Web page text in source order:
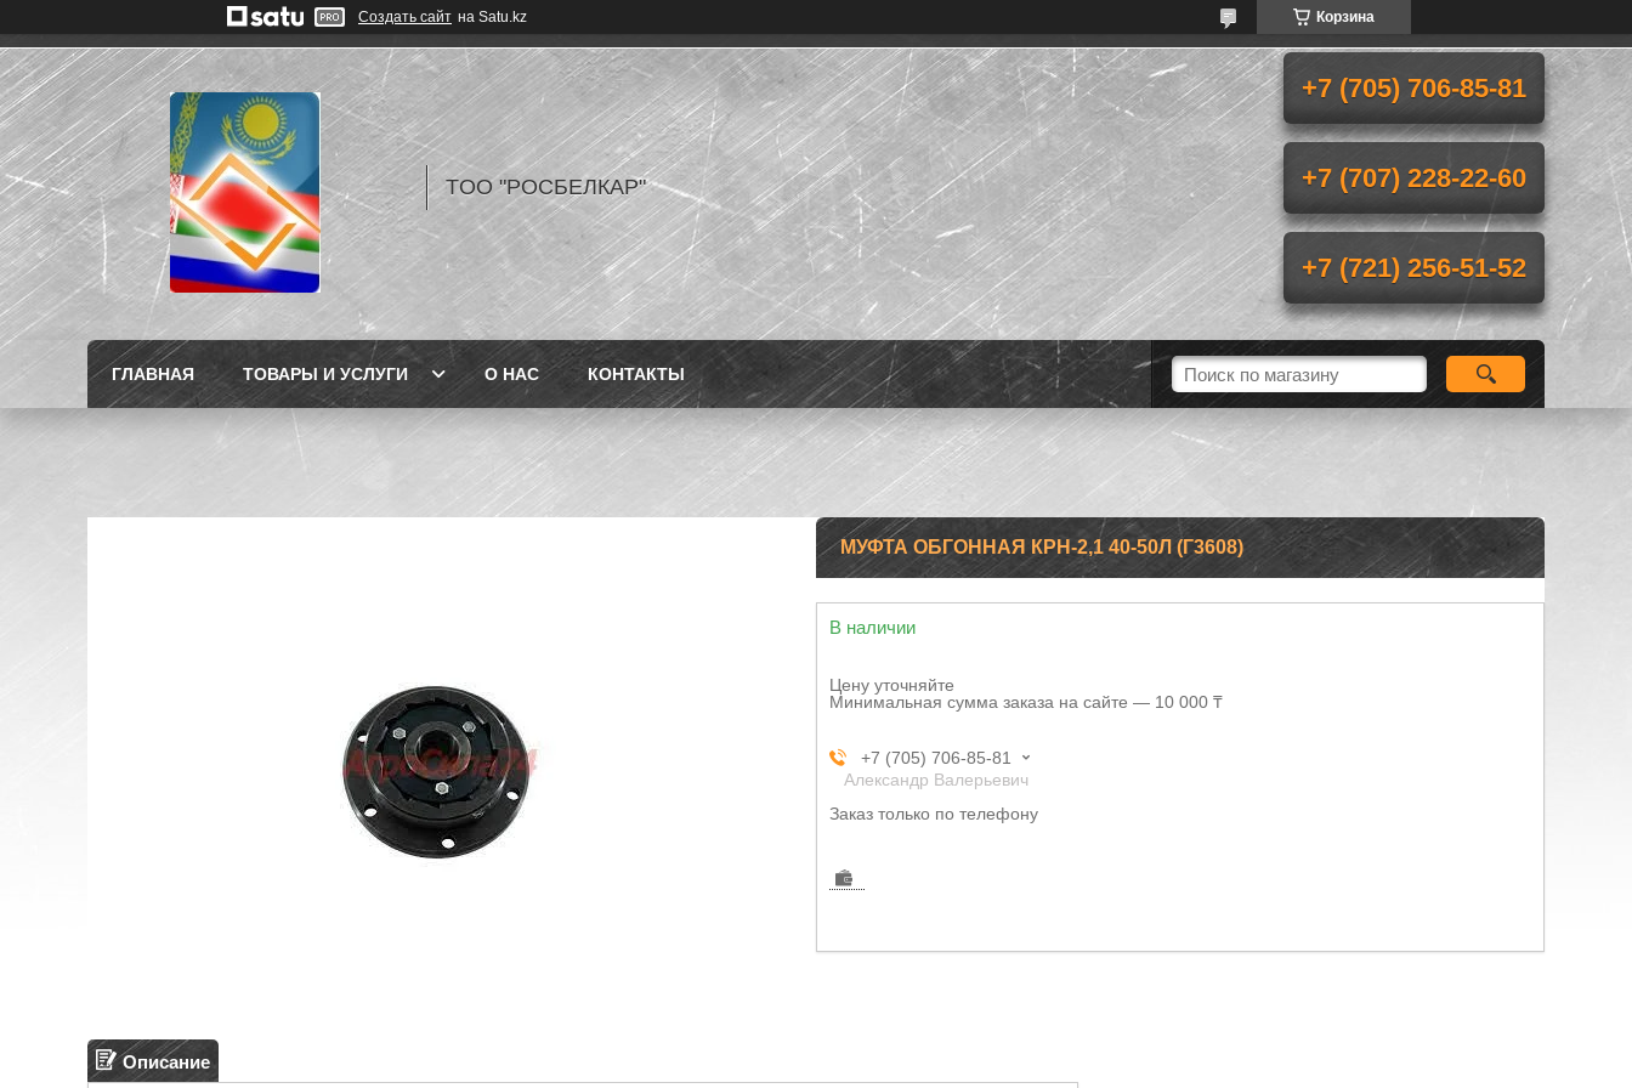
Создать сайт на Satu.kz Корзина
TOO "РОСБЕЛКАР"
+7 (705) 706-85-81
+7 (707) 228-22-60
+7 (721) 256-51-52
ГЛАВНАЯ ТОВАРЫ И УСЛУГИ О НАС КОНТАКТЫ
МУФТА ОБГОННАЯ КРН-2,1 40-50Л (Г3608)
В наличии
Цену уточняйте
Минимальная сумма заказа на сайте — 10 000 ₸
+7 (705) 706-85-81
Александр Валерьевич
Заказ только по телефону
Описание